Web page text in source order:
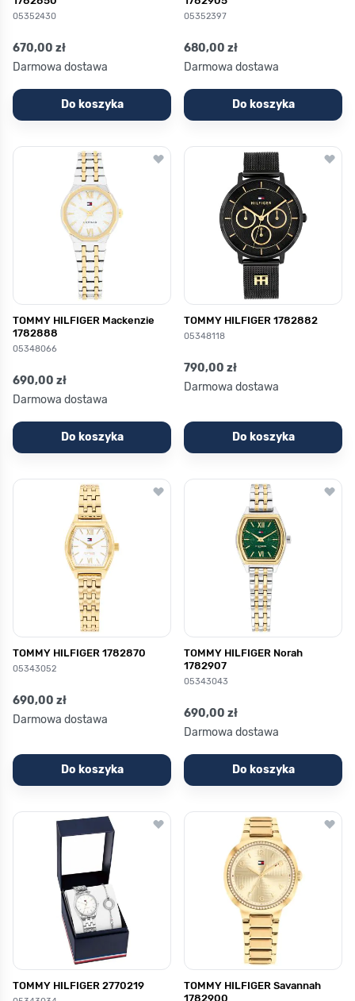
05352430
670,00 zł
Darmowa dostawa
Do koszyka
05352397
680,00 zł
Darmowa dostawa
Do koszyka
TOMMY HILFIGER Mackenzie
1782888
05348066
690,00 zł
Darmowa dostawa
Do koszyka
TOMMY HILFIGER 1782882
05348118
790,00 zł
Darmowa dostawa
Do koszyka
TOMMY HILFIGER 1782870
05343052
690,00 zł
Darmowa dostawa
Do koszyka
TOMMY HILFIGER Norah
1782907
05343043
690,00 zł
Darmowa dostawa
Do koszyka
TOMMY HILFIGER 2770219
TOMMY HILFIGER Savannah
1782900